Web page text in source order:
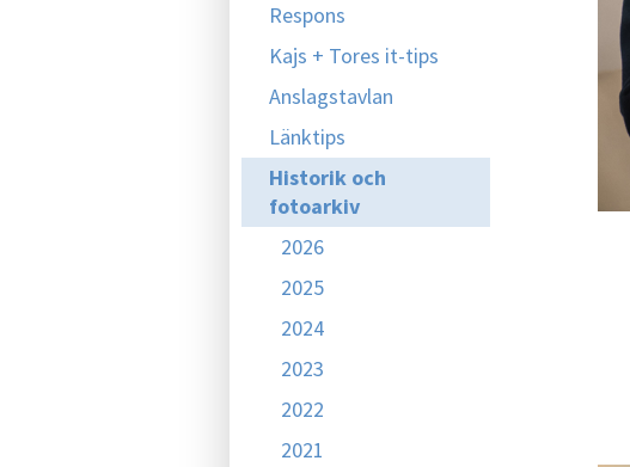
Respons
Kajs + Tores it-tips
Anslagstavlan
Länktips
Historik och
fotoarkiv
2026
2025
2024
2023
2022
2021